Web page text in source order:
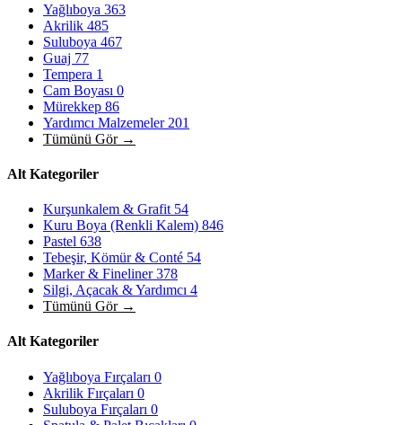
Yağlıboya 363
Akrilik 485
Suluboya 467
Guaj 77
Tempera 1
Cam Boyası 0
Mürekkep 86
Yardımcı Malzemeler 201
Tümünü Gör →
Alt Kategoriler
Kurşunkalem & Grafit 54
Kuru Boya (Renkli Kalem) 846
Pastel 638
Tebeşir, Kömür & Conté 54
Marker & Fineliner378
Silgi, Açacak & Yardımcı 4
Tümünü Gör →
Alt Kategoriler
Yağlıboya Fırçaları 0
Akrilik Fırçaları 0
Suluboya Fırçaları 0